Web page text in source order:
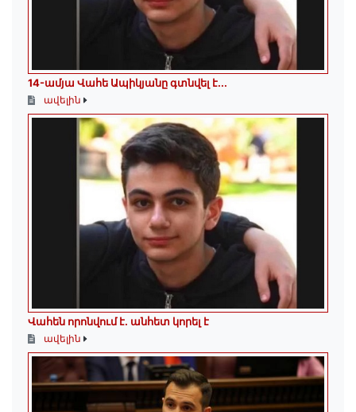
14-ամյա Վահե Ապիկյանը գտնվել է...
ավելին
Վահեն որոնվում է․ անհետ կորել է
ավելին